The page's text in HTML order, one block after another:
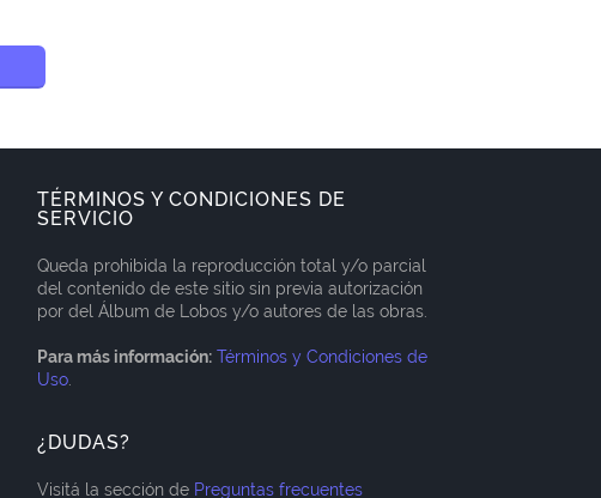
TÉRMINOS Y CONDICIONES DE
SERVICIO
Queda prohibida la reproducción total y/o parcial
del contenido de este sitio sin previa autorización
por del Álbum de Lobos y/o autores de las obras.
Para más información: Términos y Condiciones de
Uso
¿DUDAS?
Visitá la sección de Preguntas frecuentes